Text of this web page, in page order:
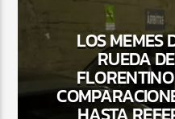
LOS MEMES
RUEDA